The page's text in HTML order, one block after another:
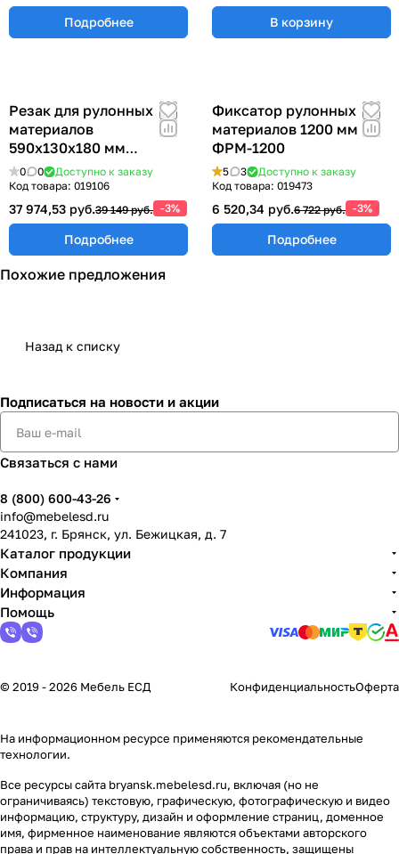
Подробнее В корзину
Резак для рулонных
материалов
590х130х180 мм
РРМ-600
0 0
Доступно к заказу
Код товара: 019106
37 974,53 руб.39 149 руб. -3%
Подробнее
Фиксатор рулонных
материалов 1200 мм
ФРМ-1200
5 3
Доступно к заказу
Код товара: 019473
6 520,34 руб.6 722 руб. -3%
Подробнее
Похожие предложения
Назад к списку
Подписаться на новости и акции
Связаться с нами
8 (800) 600-43-26
info@mebelesd.ru
241023, г. Брянск, ул. Бежицкая, д. 7
Каталог продукции
Компания
Информация
Помощь
© 2019 - 2026 Мебель ЕСД КонфиденциальностьОферта
На информационном ресурсе применяются рекомендательные
технологии.
Все ресурсы сайта bryansk.mebelesd.ru, включая (но не
ограничиваясь) текстовую, графическую, фотографическую и видео
информацию, структуру, дизайн и оформление страниц, доменное
имя, фирменное наименование являются объектами авторского
права и прав на интеллектуальную собственность, защищены